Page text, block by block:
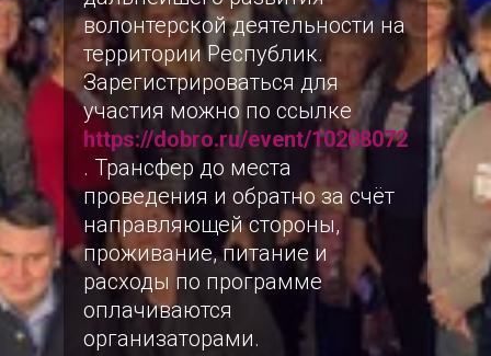
волонтерской деятельности на
территории Республик.
Зарегистрироваться для
участия можно по ссылке
https://dobro.ru/event/10208072
. Трансфер до места
проведения и обратно за счёт
направляющей стороны,
проживание, питание и
расходы по программе
оплачиваются
организаторами.